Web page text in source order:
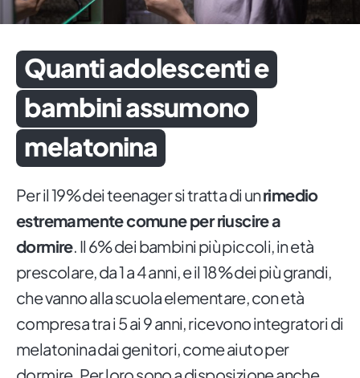
Quanti adolescenti e
bambini assumono
melatonina
Per il 19% dei teenager si tratta di unrimedio
estremamente comune per riuscire a
dormire. Il 6% dei bambini più piccoli, in età
prescolare, da 1 a 4 anni, e il 18% dei più grandi,
che vanno alla scuola elementare, con età
compresa tra i 5 ai 9 anni, ricevono integratori di
melatonina dai genitori, come aiuto per